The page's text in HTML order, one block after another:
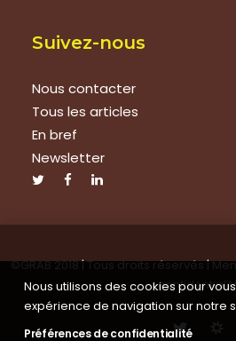
Suivez-nous
Nous contacter
Tous les articles
En bref
Newsletter
©GRAB 2018 | Tous droits réservés |
Nous utilisons des cookies pour
expérience de navigation sur notre
Préférences de confidentialité